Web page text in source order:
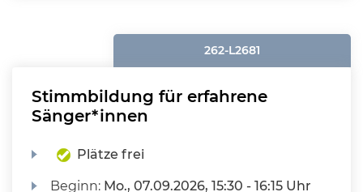
262-L2681
Stimmbildung für erfahrene
Sänger*innen
Plätze frei
Beginn: Mo., 07.09.2026, 15:30 - 16:15 Uhr